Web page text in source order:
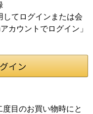
てログインまたは会
カウントでログイン」
目のお買い物時にと